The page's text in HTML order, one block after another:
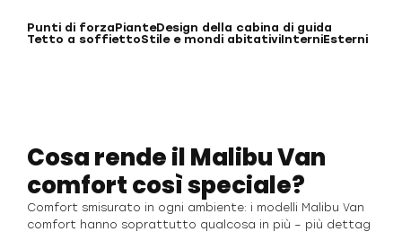
Punti di forzaPianteDesign della cabina di guida
Tetto a soffiettoStile e mondi abitativiInterniEsterni
Cosa rende il Malibu Van
comfort così speciale?
Comfort smisurato in ogni ambiente: i modelli Malibu Van
comfort hanno soprattutto qualcosa in più – più dettag